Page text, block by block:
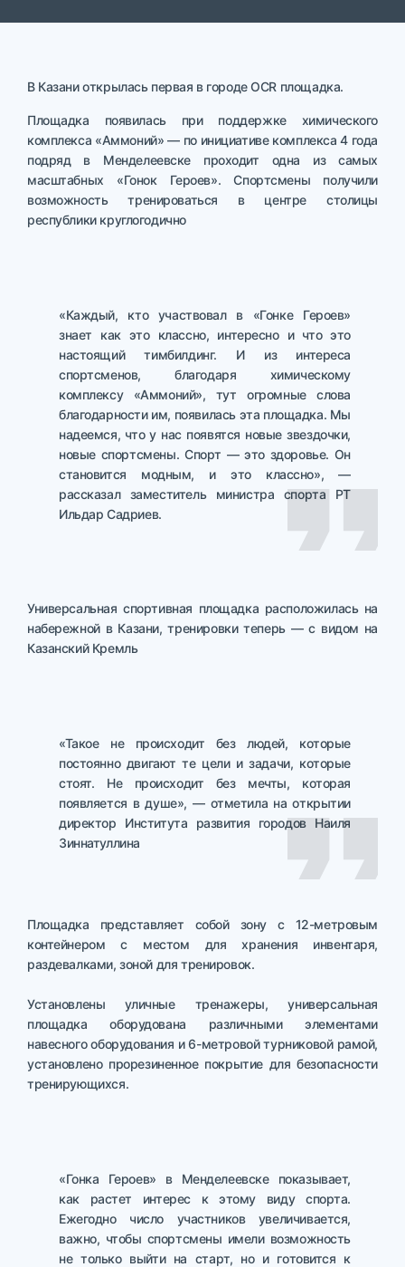
В Казани открылась первая в городе OCR площадка.
Площадка появилась при поддержке химического
комплекса «Аммоний» — по инициативе комплекса 4 года
подряд в Менделеевске проходит одна из самых
масштабных «Гонок Героев». Спортсмены получили
возможность тренироваться в центре столицы
республики круглогодично
«Каждый, кто участвовал в «Гонке Героев»
знает как это классно, интересно и что это
настоящий тимбилдинг. И из интереса
спортсменов, благодаря химическому
комплексу «Аммоний», тут огромные слова
благодарности им, появилась эта площадка. Мы
надеемся, что у нас появятся новые звездочки,
новые спортсмены. Спорт — это здоровье. Он
становится модным, и это классно», —
рассказал заместитель министра спорта РТ
Ильдар Садриев.
Универсальная спортивная площадка расположилась на
набережной в Казани, тренировки теперь — с видом на
Казанский Кремль
«Такое не происходит без людей, которые
постоянно двигают те цели и задачи, которые
стоят. Не происходит без мечты, которая
появляется в душе», — отметила на открытии
директор Института развития городов Наиля
Зиннатуллина
Площадка представляет собой зону с 12-метровым
контейнером с местом для хранения инвентаря,
раздевалками, зоной для тренировок.
Установлены уличные тренажеры, универсальная
площадка оборудована различными элементами
навесного оборудования и 6-метровой турниковой рамой,
установлено прорезиненное покрытие для безопасности
тренирующихся.
«Гонка Героев» в Менделеевске показывает,
как растет интерес к этому виду спорта.
Ежегодно число участников увеличивается,
важно, чтобы спортсмены имели возможность
не только выйти на старт, но и готовится к